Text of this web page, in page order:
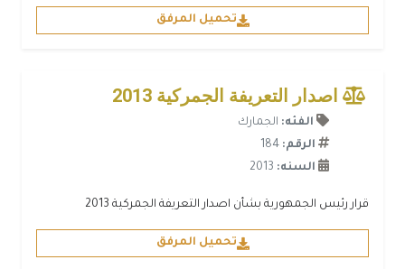
تحميل المرفق
اصدار التعريفة الجمركية 2013
الفئه: الجمارك
الرقم:
السنه:
قرار رئيس الجمهورية بشأن اصدار التعريفة الجمركية 2013
تحميل المرفق